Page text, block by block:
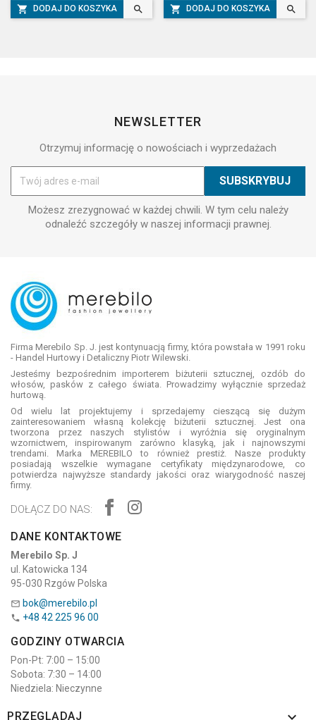
 DODAJ DO KOSZYKA   DODAJ DO KOSZYKA 
NEWSLETTER
Otrzymuj informację o nowościach i wyprzedażach
Możesz zrezygnować w każdej chwili. W tym celu należy
odnaleźć szczegóły w naszej informacji prawnej.
Firma Merebilo Sp. J. jest kontynuacją firmy, która powstała w 1991 roku
- Handel Hurtowy i Detaliczny Piotr Wilewski.
Jesteśmy bezpośrednim importerem biżuterii sztucznej, ozdób do
włosów, pasków z całego świata. Prowadzimy wyłącznie sprzedaż
hurtową.
Od wielu lat projektujemy i sprzedajemy cieszącą się dużym
zainteresowaniem własną kolekcję biżuterii sztucznej. Jest ona
tworzona przez naszych stylistów i wyróżnia się oryginalnym
wzornictwem, inspirowanym zarówno klasyką, jak i najnowszymi
trendami. Marka MEREBILO to również prestiż. Nasze produkty
posiadają wszelkie wymagane certyfikaty międzynarodowe, co
potwierdza najwyższe standardy jakości oraz wiarygodność naszej
firmy.
DOŁĄCZ DO NAS:
DANE KONTAKTOWE
Merebilo Sp. J
ul. Katowicka 134
95-030 Rzgów Polska
 bok@merebilo.pl
 +48 42 225 96 00
GODZINY OTWARCIA
Pon-Pt: 7:00 – 15:00
Sobota: 7:30 – 14:00
Niedziela: Nieczynne
PRZEGLĄDAJ